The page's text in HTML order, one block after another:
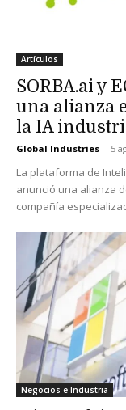
Artículos
SORBA.ai y
una alianza
la IA
Global Industries - 5
La plataforma de
anunció una alianza
compañía
Negocios e Industria